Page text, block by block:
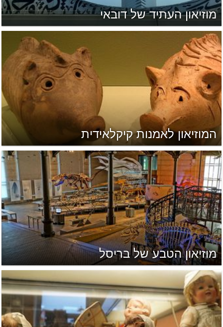
מוזיאון העתיד של דובאי
המוזיאון לאמנות קיקלאידית
מוזיאון הטבע של בריסל